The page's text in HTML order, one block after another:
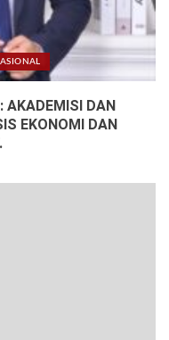
AKADEMISI DAN
EKONOMI DAN